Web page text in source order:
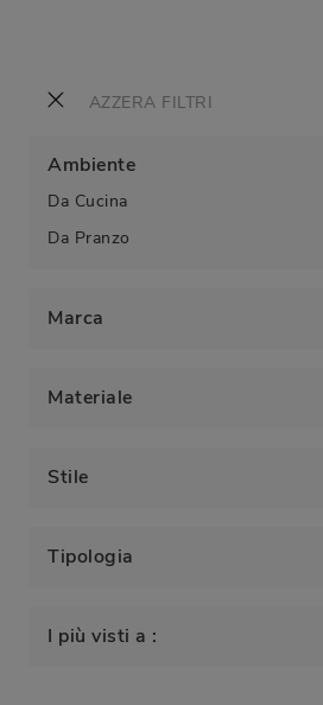
AZZERA FILTRI
Ambiente
Da Cucina
Da Pranzo
Marca
Materiale
Stile
Tipologia
I più visti a :